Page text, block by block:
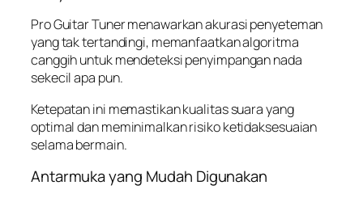
Pro Guitar Tuner menawarkan akurasi penyeteman
yang tak tertandingi, memanfaatkan algoritma
canggih untuk mendeteksi penyimpangan nada
sekecil apa pun.
Ketepatan ini memastikan kualitas suara yang
optimal dan meminimalkan risiko ketidaksesuaian
selama bermain.
Antarmuka yang Mudah Digunakan